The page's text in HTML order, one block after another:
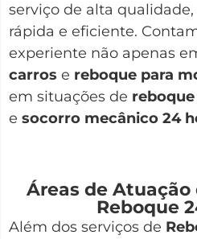
serviço de alta
rápida e eficiente.
experiente não apenas
carros e reboque para
em situações de
e socorro mecânico 24
Áreas de Atuação
Reboque
Além dos serviços de